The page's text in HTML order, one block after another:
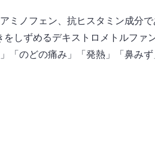
ミノフェン、抗ヒスタミン成分
しずめるデキストロメトルファ
「のどの痛み」「発熱」「鼻み